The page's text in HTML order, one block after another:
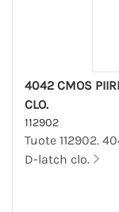
4042 CMOS
CLO.
112902
Tuote 112902.
D-latch clo.